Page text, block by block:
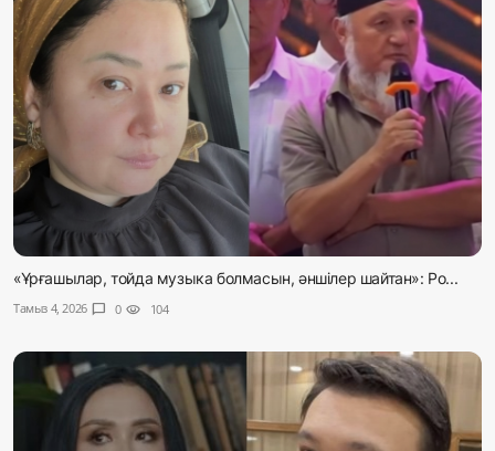
«Ұрғашылар, тойда музыка болмасын, әншілер шайтан»: Ро...
Тамыз 4, 2026 chat_bubble 0 visibility 104